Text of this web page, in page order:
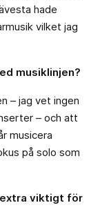
hade
vilket jag
musiklinjen?
– jag vet ingen
– och att
musicera
på solo som
viktigt för